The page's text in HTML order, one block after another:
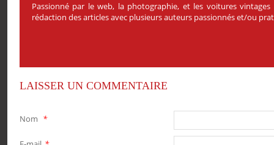
Passionné par le web, la photographie, et les voitures
rédaction des articles avec plusieurs auteurs passionnés et/ou
LAISSER UN COMMENTAIRE
Nom *